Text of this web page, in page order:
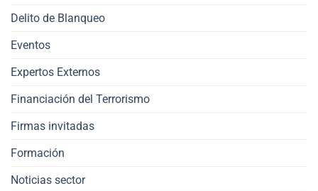
Delito de Blanqueo
Eventos
Expertos Externos
Financiación del Terrorismo
Firmas invitadas
Formación
Noticias sector